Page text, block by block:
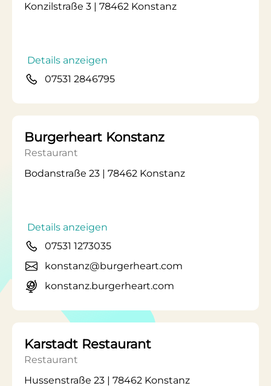
Konzilstraße 3 | 78462 Konstanz
Details anzeigen
07531 2846795
Burgerheart Konstanz
Restaurant
Bodanstraße 23 | 78462 Konstanz
Details anzeigen
07531 1273035
konstanz@burgerheart.com
konstanz.burgerheart.com
Karstadt Restaurant
Restaurant
Hussenstraße 23 | 78462 Konstanz